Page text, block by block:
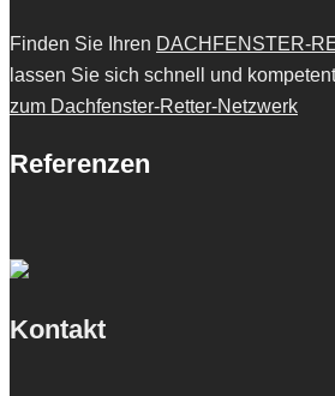
Finden Sie Ihren DACHFENSTER-
lassen Sie sich schnell und
zum Dachfenster-Retter-Netzwerk
Referenzen
Kontakt